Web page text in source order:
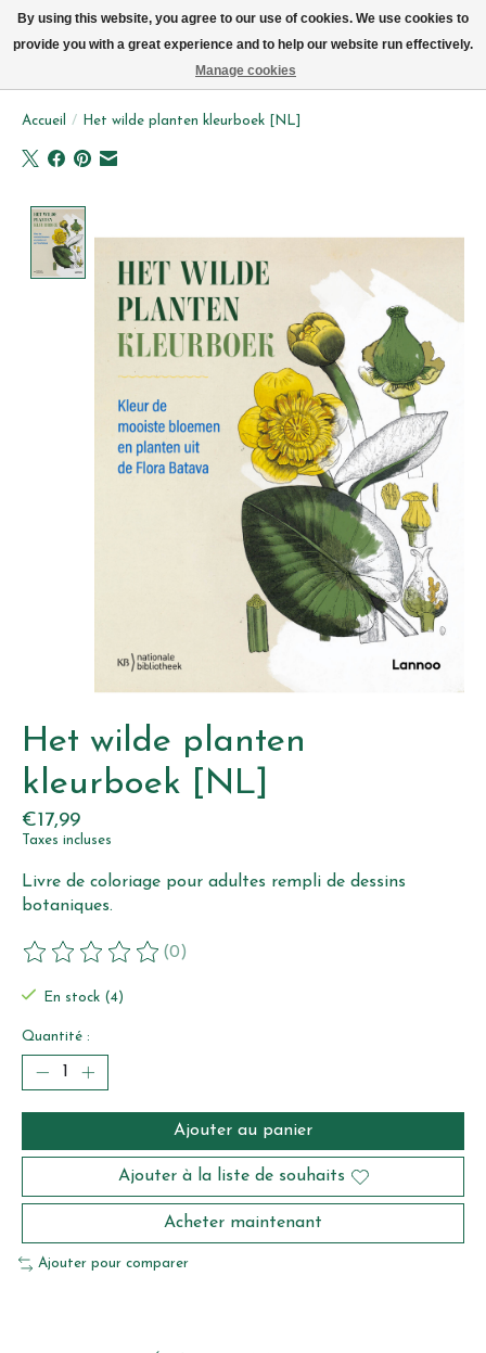
Accueil / Het wilde planten kleurboek [NL]
Het wilde planten
kleurboek [NL]
€17,99
Taxes incluses
Livre de coloriage pour adultes rempli de dessins
botaniques.
Ce produit est évalué à
(0)
En stock (4)
Quantité :
Ajouter au panier
Ajouter à la liste de souhaits
Acheter maintenant
Ajouter pour comparer
By using this website, you agree to our use of cookies. We use cookies to
provide you with a great experience and to help our website run effectively.
Manage cookies